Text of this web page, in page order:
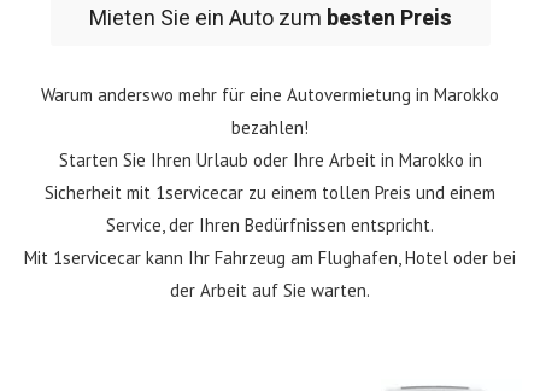
Mieten Sie ein Auto zum besten Preis
Warum anderswo mehr für eine Autovermietung in Marokko
bezahlen!
Starten Sie Ihren Urlaub oder Ihre Arbeit in Marokko in
Sicherheit mit 1servicecar zu einem tollen Preis und einem
Service, der Ihren Bedürfnissen entspricht.
Mit 1servicecar kann Ihr Fahrzeug am Flughafen, Hotel oder bei
der Arbeit auf Sie warten.